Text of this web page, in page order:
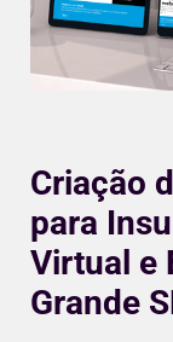
Criação
para
Virtual e
Grande